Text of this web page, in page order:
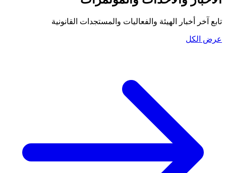
تابع آخر أخبار الهيئة والفعاليات والمستجدات القانونية
عرض الكل